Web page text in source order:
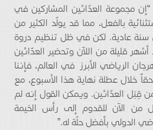
“إن مجموعة العدّائين المشاركين في
بالفعل، مما قد يولّد الكثير من
سنة عادية. لكن في ظل تنظيم دروة
أشهر قليلة من اللآن وتحضير العدّائين
الرياضي الأبرز في العالم، فإننا
خلال عطلة نهاية هذا الأسبوع، مع
قِبَل العدّائين. ويمكن القول إنه لم
الآن للقدوم إلى رأس الخيمة
الدولي بأفضل حلّة له.”